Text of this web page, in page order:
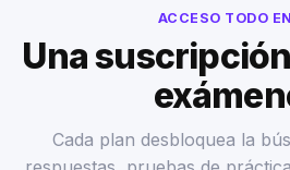
ACCESO TODO
Una
Cada plan desbloquea la